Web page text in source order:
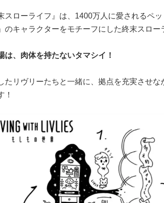
スローライフ』は、1400万人に愛されるペ
のキャラクターをモチーフにした終末スロー
は、肉体を持たないタマシイ！
たリヴリーたちと一緒に、拠点を充実させ
！